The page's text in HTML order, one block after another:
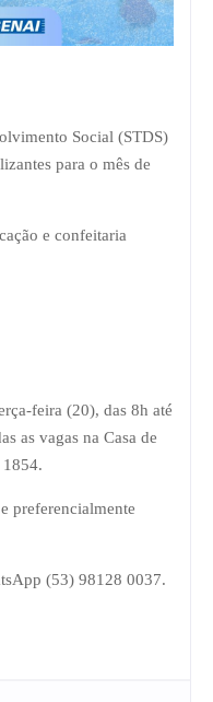
Social (STDS)
para o mês de
e confeitaria
feira (20), das 8h até
as vagas na Casa de
preferencialmente
(53) 98128 0037.